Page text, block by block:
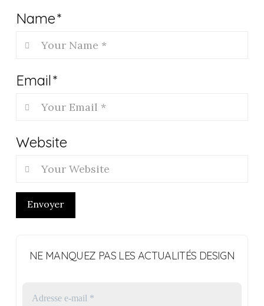
Name*
Email*
Website
Envoyer
NE MANQUEZ PAS LES ACTUALITÉS DESIGN